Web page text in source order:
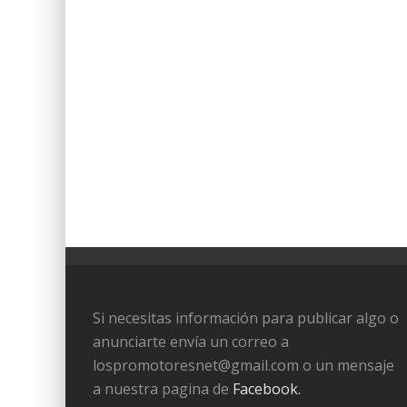
Si necesitas información para publicar algo o
anunciarte envía un correo a
lospromotoresnet@gmail.com o un mensaje
a nuestra pagina de Facebook.